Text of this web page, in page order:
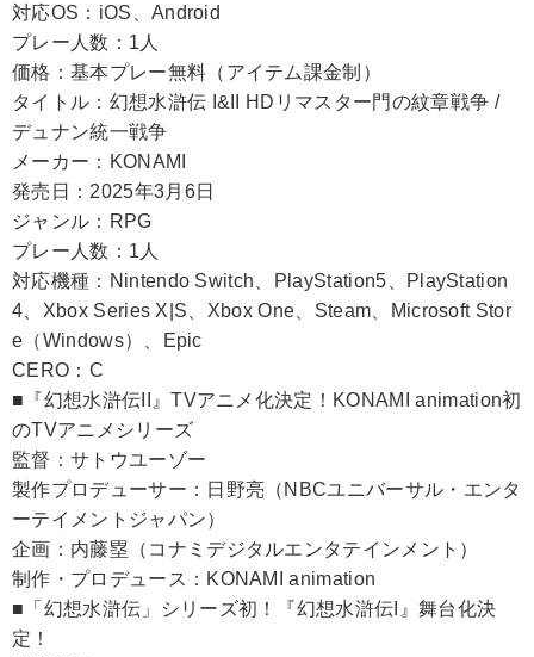
対応OS：iOS、Android
プレー人数：1人
価格：基本プレー無料（アイテム課金制）
タイトル：幻想水滸伝 I&II HDリマスター門の紋章戦争 /
デュナン統一戦争
メーカー：KONAMI
発売日：2025年3月6日
ジャンル：RPG
プレー人数：1人
対応機種：Nintendo Switch、PlayStation5、PlayStation
4、Xbox Series X|S、Xbox One、Steam、Microsoft Stor
e（Windows）、Epic
CERO：C
■『幻想水滸伝II』TVアニメ化決定！KONAMI animation初
のTVアニメシリーズ
監督：サトウユーゾー
製作プロデューサー：日野亮（NBCユニバーサル・エンタ
ーテイメントジャパン）
企画：内藤塁（コナミデジタルエンタテインメント）
制作・プロデュース：KONAMI animation
■「幻想水滸伝」シリーズ初！『幻想水滸伝I』舞台化決
定！